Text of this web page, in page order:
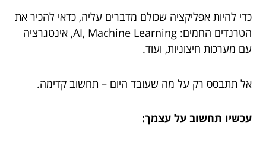
כדי להיות אפליקציה שכולם מדברים עליה, כדאי להכיר את
הטרנדים החמים: AI, Machine Learning, אינטגרציה
עם מערכות חיצוניות, ועוד.
אל תתבסס רק על מה שעובד היום – תחשוב קדימה.
עכשיו תחשוב על עצמך: